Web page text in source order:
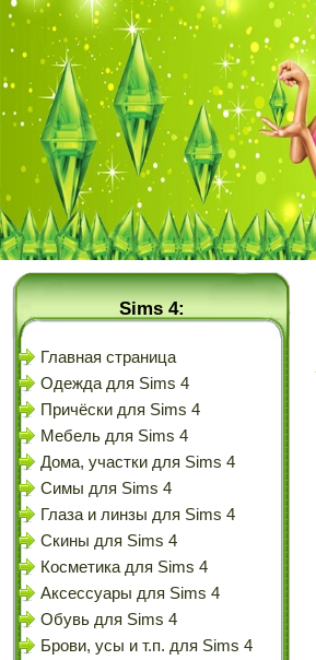
Sims 4:
Главная страница
Одежда для Sims 4
Причёски для Sims 4
Мебель для Sims 4
Дома, участки для Sims 4
Симы для Sims 4
Глаза и линзы для Sims 4
Скины для Sims 4
Косметика для Sims 4
Аксессуары для Sims 4
Обувь для Sims 4
Брови, усы и т.п. для Sims 4